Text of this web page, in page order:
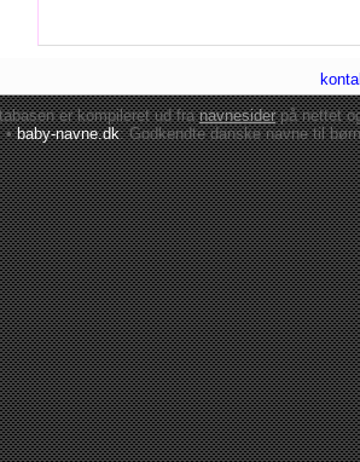
er kompileret ud franavnesiderpå nettet
•baby-navne.dk: Godkendte danskenavne til børn